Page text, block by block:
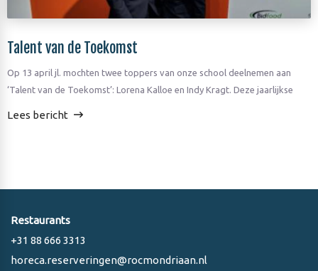
Talent van de Toekomst
Op 13 april jl. mochten twee toppers van onze school deelnemen aan
‘Talent van de Toekomst’: Lorena Kalloe en Indy Kragt. Deze jaarlijkse
Lees bericht
Restaurants
+31 88 666 3313
horeca.reserveringen@rocmondriaan.nl